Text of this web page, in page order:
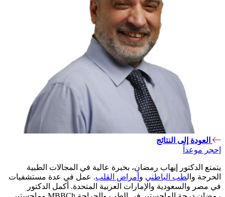
العودة إلى النتائج
إحجر موعداً
يتمتع الدكتور إيهاب رمضان، بخبرة عالية في المجالات الطبية
الحرجة والطب الباطني و أمراض القلب. عمل في عدة مستشفيات
في مصر والسعودية والإمارات العربية المتحدة. أكمل الدكتور